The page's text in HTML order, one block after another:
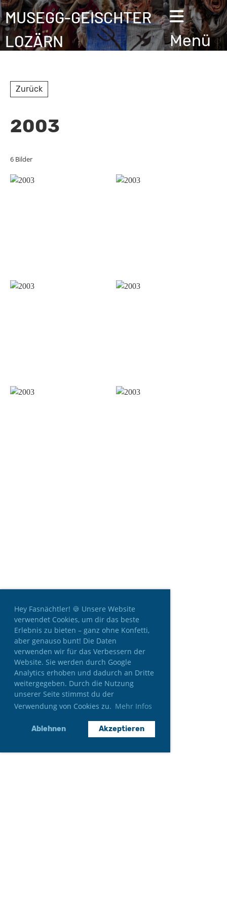
Hey Fasnächtler! 🍪 Unsere Website
verwendet Cookies, um dir das beste
Erlebnis zu bieten – ganz ohne Konfetti,
aber genauso bunt! Die Daten
verwenden wir für das Verbessern der
Website. Sie werden durch Google
Analytics erhoben und dadurch an Dritte
weitergegeben. Durch die Nutzung
unserer Seite stimmst du der
Verwendung von Cookies zu. Mehr Infos
Ablehnen Akzeptieren
MUSEGG-GEISCHTER
LOZÄRN
Menü
Zurück
2003
6 Bilder